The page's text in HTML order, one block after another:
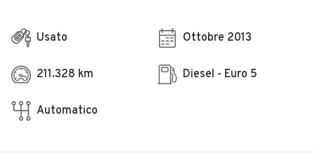
Usato Ottobre 2013
211.328 km Diesel - Euro 5
Automatico